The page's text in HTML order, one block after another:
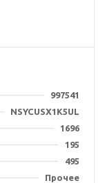
997541
NSYCUSX1K5UL
1696
195
495
Прочее